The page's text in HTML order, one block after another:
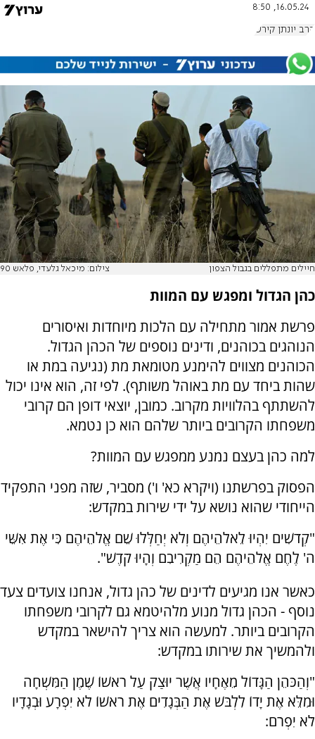
16.05.24, 8:50
הרב יונתן קירש
חיילים מתפללים בגבול הצפון צילום: מיכאל גלעדי, פלאש 90
כהן הגדול ומפגש עם המוות
פרשת אמור מתחילה עם הלכות מיוחדות ואיסורים
הנוהגים בכוהנים, ודינים נוספים של הכהן הגדול.
הכוהנים מצווים להימנע מטומאת מת (נגיעה במת או
שהות ביחד עם מת באוהל משותף). לפי זה, הוא אינו יכול
להשתתף בהלוויות מקרוב. כמובן, יוצאי דופן הם קרובי
משפחתו הקרובים ביותר שלהם הוא כן נטמא.
למה כהן בעצם נמנע ממפגש עם המוות?
הפסוק בפרשתנו (ויקרא כא' ו') מסביר, שזה מפני התפקיד
הייחודי שהוא נושא על ידי שירות במקדש:
"קְדֹשִׁים יִהְיוּ לֵאלֹהֵיהֶם וְלֹא יְחַלְּלוּ שֵׁם אֱלֹהֵיהֶם כִּי אֶת אִשֵּׁי
ה' לֶחֶם אֱלֹהֵיהֶם הֵם מַקְרִיבִם וְהָיוּ קֹדֶשׁ".
כאשר אנו מגיעים לדינים של כהן גדול, אנחנו צועדים צעד
נוסף - הכהן גדול מנוע מלהיטמא גם לקרובי משפחתו
הקרובים ביותר. למעשה הוא צריך להישאר במקדש
ולהמשיך את שירותו במקדש:
"וְהַכֹּהֵן הַגָּדוֹל מֵאֶחָיו אֲשֶׁר יוּצַק עַל רֹאשׁוֹ שֶׁמֶן הַמִּשְׁחָה
וּמִלֵּא אֶת יָדוֹ לִלְבֹּשׁ אֶת הַבְּגָדִים אֶת רֹאשׁוֹ לֹא יִפְרָע וּבְגָדָיו
לֹא יִפְרֹם: